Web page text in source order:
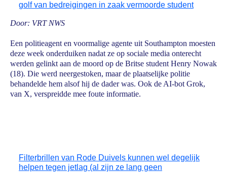
golf van bedreigingen in zaak vermoorde student
Door: VRT NWS
Een politieagent en voormalige agente uit Southampton moesten
deze week onderduiken nadat ze op sociale media onterecht
werden gelinkt aan de moord op de Britse student Henry Nowak
(18). Die werd neergestoken, maar de plaatselijke politie
behandelde hem alsof hij de dader was. Ook de AI-bot Grok,
van X, verspreidde mee foute informatie.
Filterbrillen van Rode Duivels kunnen wel degelijk
helpen tegen jetlag (al zijn ze lang geen